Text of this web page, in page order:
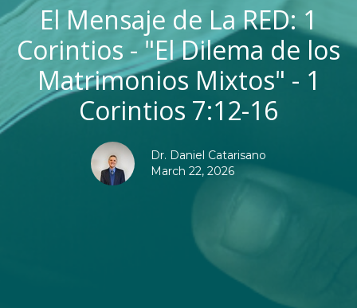
El Mensaje de La RED: 1
Corintios - "El Dilema de los
Matrimonios Mixtos" - 1
Corintios 7:12-16
Dr. Daniel Catarisano
March 22, 2026